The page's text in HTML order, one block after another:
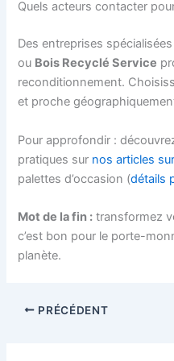
Quels acteurs contacter
Des entreprises
ou Bois Recyclé Service
reconditionnement.
et proche
Pour approfondir :
pratiques sur nos articles
palettes d’occasion (détails
Mot de la fin : transformez
c’est bon pour le porte-
planète.
PRÉCÉDENT